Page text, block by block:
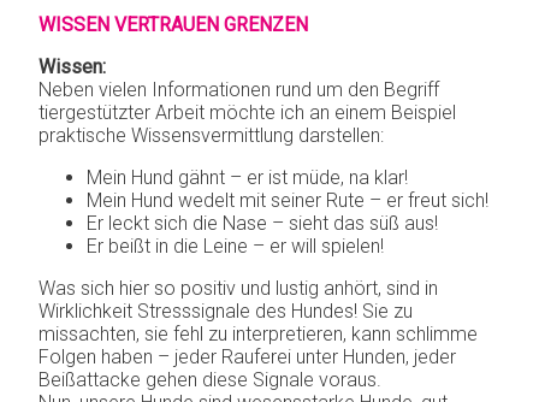
WISSEN VERTRAUEN GRENZEN
Wissen:
Neben vielen Informationen rund um den Begriff
tiergestützter Arbeit möchte ich an einem Beispiel
praktische Wissensvermittlung darstellen:
Mein Hund gähnt – er ist müde, na klar!
Mein Hund wedelt mit seiner Rute – er freut sich!
Er leckt sich die Nase – sieht das süß aus!
Er beißt in die Leine – er will spielen!
Was sich hier so positiv und lustig anhört, sind in
Wirklichkeit Stresssignale des Hundes! Sie zu
missachten, sie fehl zu interpretieren, kann schlimme
Folgen haben – jeder Rauferei unter Hunden, jeder
Beißattacke gehen diese Signale voraus.